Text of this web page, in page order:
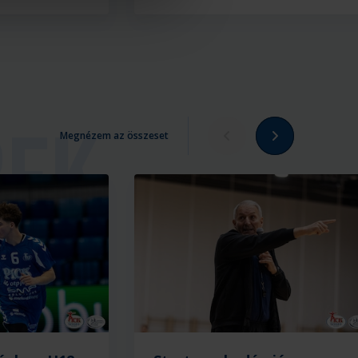
Megnézem az összeset